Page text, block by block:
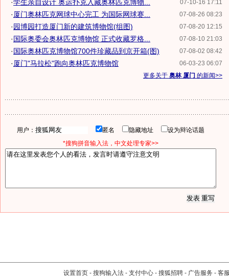
07-10-16 17:11
·学生亲自设计 奥运扑克入藏奥林匹克博物...
07-08-26 08:23
· 厦门奥林匹克网球中心完工 为国际网球赛...
07-08-20 12:15
·园博园打造厦门新的建筑博物馆(组图)
07-08-10 21:03
·国际奥委会奥林匹克博物馆 正式收藏罗格...
07-08-02 08:42
·国际奥林匹克博物馆700件珍藏品到京开箱(图)
06-03-23 06:07
· 厦门"马拉松"跑向奥林匹克博物馆
更多关于 奥林 厦门 的新闻>>
用户： 匿名 隐藏地址
设为辩论话题
*搜狗拼音输入法，中文处理专家>>
设置首页 - 搜狗输入法 - 支付中心 - 搜狐招聘 - 广告服务 - 客